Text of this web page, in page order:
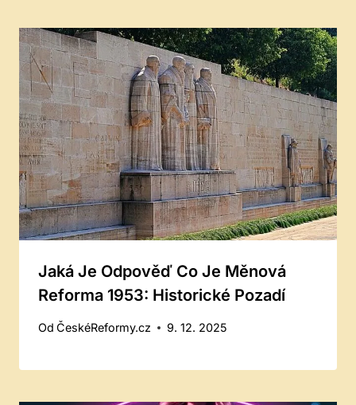
Jaká Je Odpověď Co Je Měnová
Reforma 1953: Historické Pozadí
Od ČeskéReformy.cz 9. 12. 2025